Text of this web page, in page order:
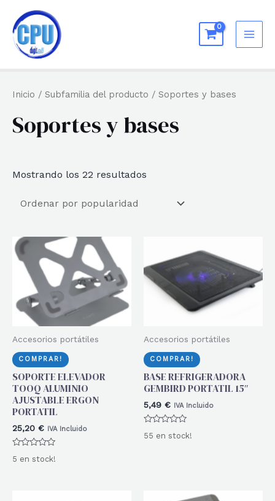
contenido
Inicio / Subfamilia del producto / Soportes y bases
Soportes y bases
Mostrando los 22 resultados
Accesorios portátiles
COMPRAR!
SOPORTE ELEVADOR
TOOQ ALUMINIO
AJUSTABLE ERGON
PORTATIL
25,20 € IVA Incluido
con
5 en stock!
Accesorios portátiles
COMPRAR!
BASE REFRIGERADORA
GEMBIRD PORTATIL 15″
5,49 € IVA Incluido
con
55 en stock!